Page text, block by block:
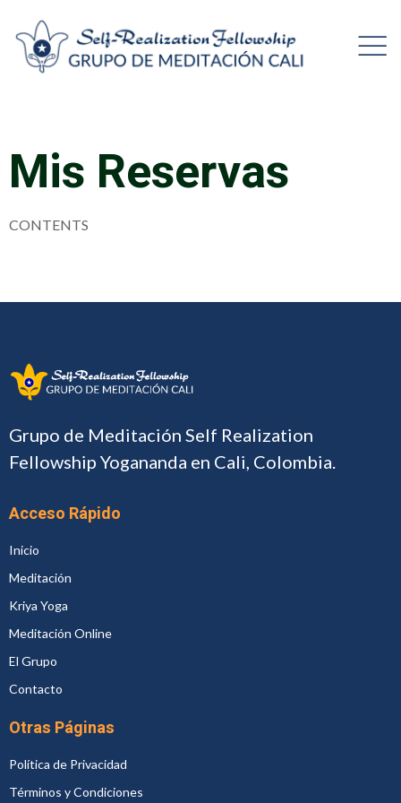
Mis Reservas
CONTENTS
Grupo de Meditación Self Realization
Fellowship Yogananda en Cali, Colombia.
Acceso Rápido
Inicio
Meditación
Kriya Yoga
Meditación Online
El Grupo
Contacto
Otras Páginas
Política de Privacidad
Términos y Condiciones